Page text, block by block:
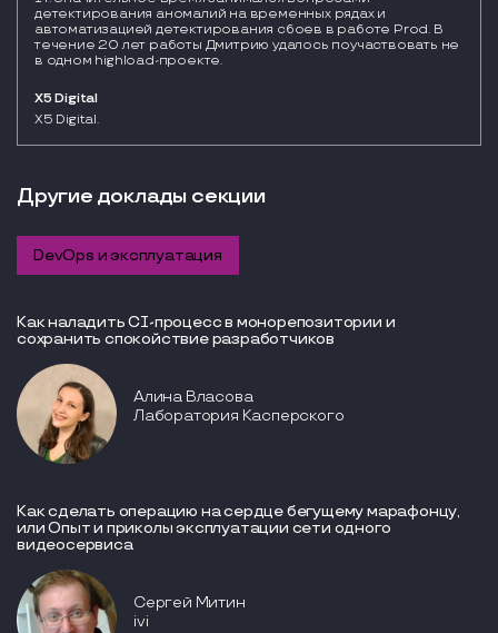
детектирования аномалий на временных рядах и
автоматизацией детектирования сбоев в работе Prod. В
течение 20 лет работы Дмитрию удалось поучаствовать не
в одном highload-проекте.
X5 Digital
X5 Digital.
Другие доклады секции
DevOps и эксплуатация
Как наладить CI-процесс в монорепозитории и
сохранить спокойствие разработчиков
Алина Власова
Лаборатория Касперского
Как сделать операцию на сердце бегущему марафонцу,
или Опыт и приколы эксплуатации сети одного
видеосервиса
Сергей Митин
ivi